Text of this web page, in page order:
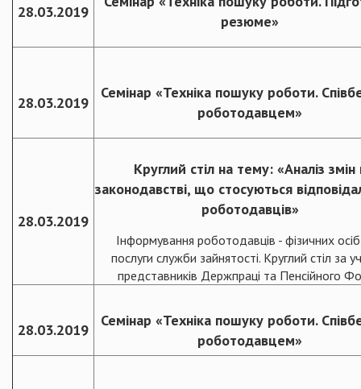
28.03.2019
резюме»
28.03.2019
Семінар «Техніка пошуку роботи.
роботодавцем»
28.03.2019
Круглий стіл на тему: «Аналіз змін
законодавстві, що стосуються
роботодавців»
Інформування роботодавців - фізичних
послуги служби зайнятості. Круглий стіл за
представників Держпраці та Пенсійного
28.03.2019
Семінар «Техніка пошуку роботи.
роботодавцем»